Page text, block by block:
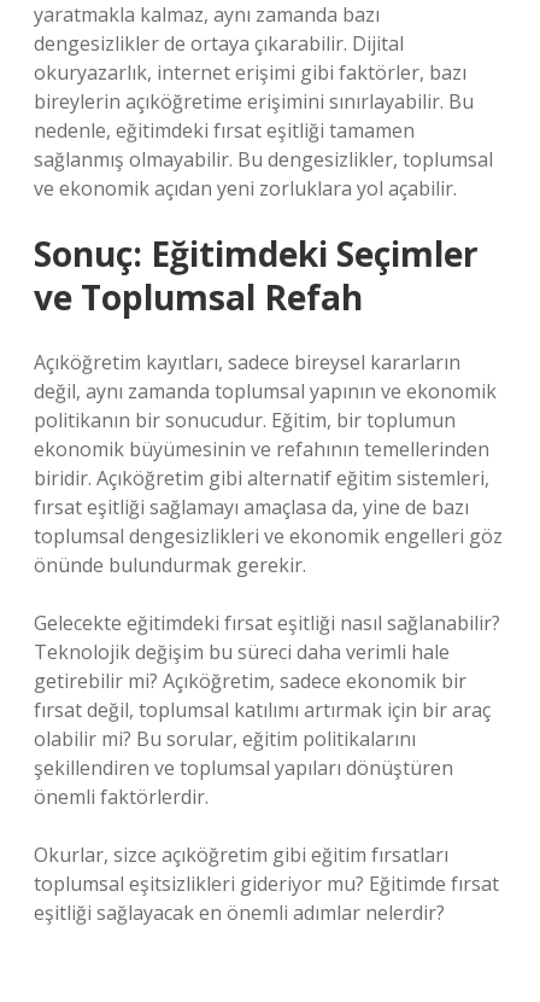
yaratmakla kalmaz, aynı zamanda bazı
dengesizlikler de ortaya çıkarabilir. Dijital
okuryazarlık, internet erişimi gibi faktörler, bazı
bireylerin açıköğretime erişimini sınırlayabilir. Bu
nedenle, eğitimdeki fırsat eşitliği tamamen
sağlanmış olmayabilir. Bu dengesizlikler, toplumsal
ve ekonomik açıdan yeni zorluklara yol açabilir.
Sonuç: Eğitimdeki Seçimler
ve Toplumsal Refah
Açıköğretim kayıtları, sadece bireysel kararların
değil, aynı zamanda toplumsal yapının ve ekonomik
politikanın bir sonucudur. Eğitim, bir toplumun
ekonomik büyümesinin ve refahının temellerinden
biridir. Açıköğretim gibi alternatif eğitim sistemleri,
fırsat eşitliği sağlamayı amaçlasa da, yine de bazı
toplumsal dengesizlikleri ve ekonomik engelleri göz
önünde bulundurmak gerekir.
Gelecekte eğitimdeki fırsat eşitliği nasıl sağlanabilir?
Teknolojik değişim bu süreci daha verimli hale
getirebilir mi? Açıköğretim, sadece ekonomik bir
fırsat değil, toplumsal katılımı artırmak için bir araç
olabilir mi? Bu sorular, eğitim politikalarını
şekillendiren ve toplumsal yapıları dönüştüren
önemli faktörlerdir.
Okurlar, sizce açıköğretim gibi eğitim fırsatları
toplumsal eşitsizlikleri gideriyor mu? Eğitimde fırsat
eşitliği sağlayacak en önemli adımlar nelerdir?